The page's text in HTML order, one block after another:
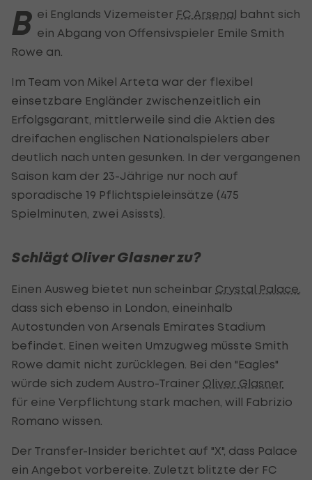
B ei Englands Vizemeister FC Arsenal bahnt sich
ein Abgang von Offensivspieler Emile Smith
Rowe an.
Im Team von Mikel Arteta war der flexibel
einsetzbare Engländer zwischenzeitlich ein
Erfolgsgarant, mittlerweile sind die Aktien des
dreifachen englischen Nationalspielers aber
deutlich nach unten gesunken. In der vergangenen
Saison kam der 23-Jährige nur noch auf
sporadische 19 Pflichtspieleinsätze (475
Spielminuten, zwei Asissts).
Schlägt Oliver Glasner zu?
Einen Ausweg bietet nun scheinbar Crystal Palace
dass sich ebenso in London, eineinhalb
Autostunden von Arsenals Emirates Stadium
befindet. Einen weiten Umzugweg müsste Smith
Rowe damit nicht zurücklegen. Bei den "Eagles"
würde sich zudem Austro-Trainer Oliver Glasner
für eine Verpflichtung stark machen, will Fabrizio
Romano wissen.
Der Transfer-Insider berichtet auf "X", dass Palace
ein Angebot vorbereite. Zuletzt blitzte der FC